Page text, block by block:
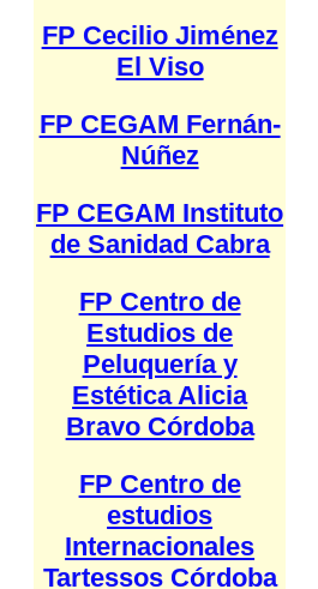
FP Cecilio Jiménez
El Viso
FP CEGAM Fernán-
Núñez
FP CEGAM Instituto
de Sanidad Cabra
FP Centro de
Estudios de
Peluquería y
Estética Alicia
Bravo Córdoba
FP Centro de
estudios
Internacionales
Tartessos Córdoba